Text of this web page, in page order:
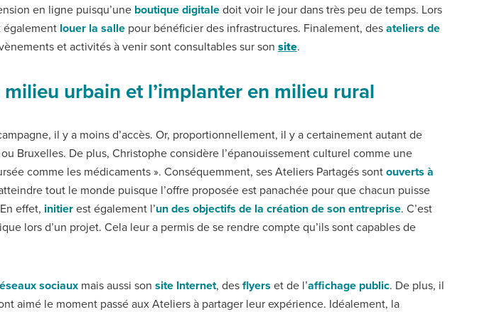
en ligne puisqu’une boutique digitaledoit voir le jour dans très peu de temps. Lors
également louer la sallepour bénéficier des infrastructures. Finalement, des ateliers de
et activités à venir sont consultables sur son site.
urbain et l’implanter en milieu rural
il y a moins d’accès. Or, proportionnellement, il y a certainement autant de
Bruxelles. De plus, Christophe considère l’épanouissement culturel comme une
comme les médicaments ». Conséquemment, ses Ateliers Partagés sont ouverts à
tout le monde puisque l’offre proposée est panachée pour que chacun puisse
effet, initierest également l’un des objectifs de la création de son entreprise. C’est
lors d’un projet. Cela leur a permis de se rendre compte qu’ils sont capables de
sociaux mais aussi son site Internet, des flyers et de l’affichage public. De plus, il
aimé le moment passé aux Ateliers à partager leur expérience. Idéalement, la